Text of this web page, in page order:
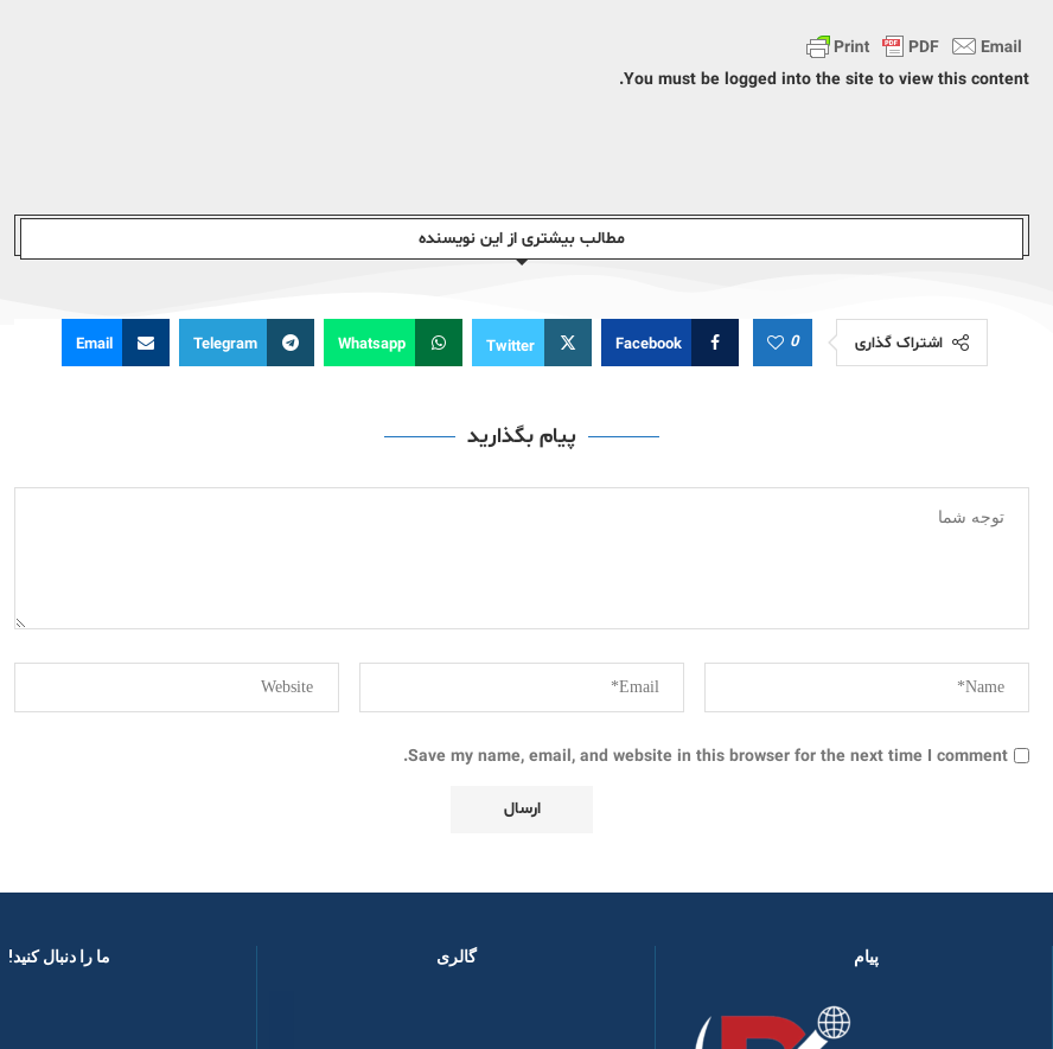
You must be logged into the site to view this content.
مطالب بیشتری از این نویسندە
اشتراک گذاری 0
Facebook
Twitter
Whatsapp
Telegram
Email
پیام بگذارید
Save my name, email, and website in this browser for the next time I comment.
پیام گالری ما را دنبال کنید! ​